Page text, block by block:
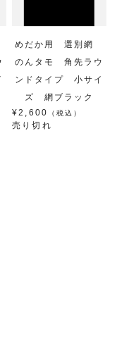
めだか用 選別網
のんタモ 角先ラウ
ンドタイプ 小サイ
ズ 網ブラック
¥2,600
（税込）
売り切れ